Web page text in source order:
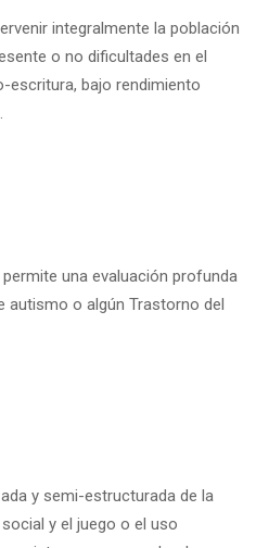
integralmente la población
o no dificultades en el
escritura, bajo rendimiento
una evaluación profunda
autismo o algún Trastorno del
y semi-estructurada de la
y el juego o el uso